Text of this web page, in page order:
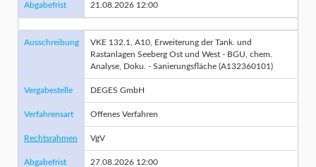
Abgabefrist 21.08.2026 12:00
Ausschreibung
VKE 132.1, A10, Erweiterung der Tank. und
Rastanlagen Seeberg Ost und West - BGU, chem.
Analyse, Doku. - Sanierungsfläche (A132360101)
Vergabestelle DEGES GmbH
Verfahrensart Offenes Verfahren
Rechtsrahmen VgV
Abgabefrist 27.08.2026 12:00